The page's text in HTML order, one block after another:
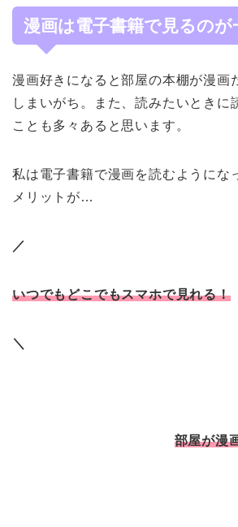
漫画は電子書籍で見るのが
漫画好きになると部屋の本棚が漫画
しまいがち。また、読みたいとき
ことも多々あると思います。
私は電子書籍で漫画を読むようにな
メリットが…
／
いつでもどこでもスマホで見れる！
＼
部屋が漫